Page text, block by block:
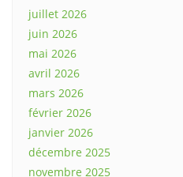
juillet 2026
juin 2026
mai 2026
avril 2026
mars 2026
février 2026
janvier 2026
décembre 2025
novembre 2025